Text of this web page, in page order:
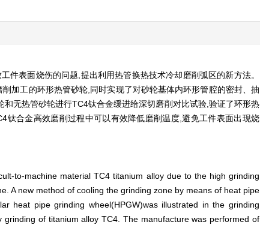
表面烧伤的问题,提出利用热管换热技术冷却磨削弧区的新方法。
加工的环形热管砂轮,同时实现了对砂轮基体内环形管腔的密封、抽
无热管砂轮进行TC4钛合金缓进给深切磨削对比试验,验证了环形热
合金高效磨削过程中可以有效降低磨削温度,避免工件表面出现烧
to-machine material TC4 titanium alloy due to the high grinding
A new method of cooling the grinding zone by means of heat pipe
heat pipe grinding wheel(HPGW)was illustrated in the grinding
of titanium alloy TC4. The manufacture was performed of